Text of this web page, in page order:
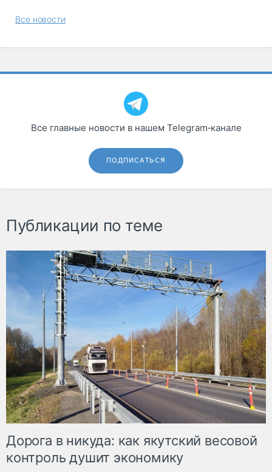
Все новости
Все главные новости в нашем Telegram‑канале
ПОДПИСАТЬСЯ
Публикации по теме
Дорога в никуда: как якутский весовой
контроль душит экономику